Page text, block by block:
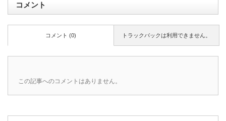
コメント
トラックバックは利用できません。
コメント (0)
この記事へのコメントはありません。